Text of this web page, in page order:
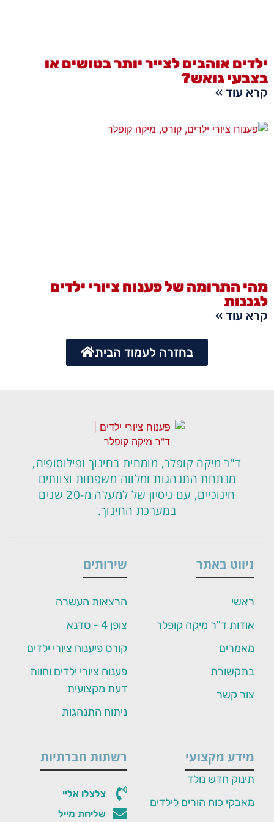
ילדים אוהבים לצייר יותר בטושים או
בצבעי גואש?
קרא עוד »
מהי התרומה של פענוח ציורי ילדים
לגננות
קרא עוד »
בחזרה לעמוד הבית
ד"ר מיקה קופלר, מומחית בחינוך ופילוסופיה,
מנתחת התנהגות ומלווה משפחות וצוותים
חינוכיים, עם ניסיון של למעלה מ-20 שנים
במערכת החינוך.
ניווט באתר
ראשי
אודות ד"ר מיקה קופלר
מאמרים
בתקשורת
צור קשר
שירותים
הרצאות העשרה
צופן 4 - סדנא
קורס פיענוח ציורי ילדים
פענוח ציורי ילדים וחוות
דעת מקצועית
ניתוח התנהגות
מידע מקצועי
תינוק חדש נולד
מאבקי כוח הורים לילדים
רשתות חברתיות
צלצלו אליי
שליחת מייל